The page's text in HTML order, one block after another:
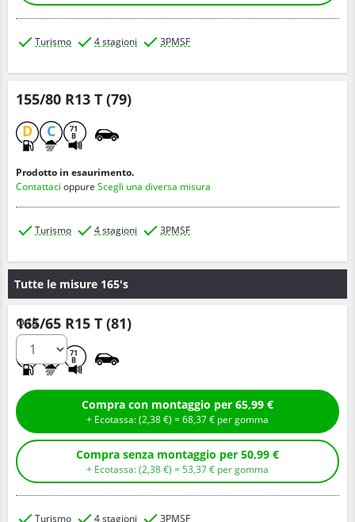
Turismo 4 stagioni 3PMSF
155/80 R13 T (79)
D
C 71
B
Prodotto in esaurimento.
Contattaci oppure Scegli una diversa misura
Turismo 4 stagioni 3PMSF
Tutte le misure 165's
165/65 R15 T (81)
71
B
Q.tà
Compra con montaggio per 65,99 €
+ Ecotassa: (2,38€ ) =68,37€ per gomma
Compra senza montaggio per 50,99 €
+ Ecotassa: (2,38€ ) =53,37€ per gomma
Turismo 4 stagioni 3PMSF